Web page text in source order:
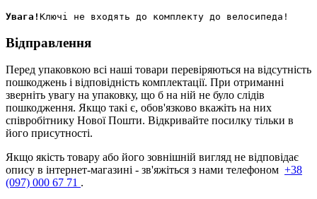
Увага!
Відправлення
Перед упаковкою всі наші товари перевіряються на відсутність
пошкоджень і відповідність комплектації. При отриманні
зверніть увагу на упаковку, що б на ній не було слідів
пошкодження. Якщо такі є, обов'язково вкажіть на них
співробітнику Нової Пошти. Відкривайте посилку тільки в
його присутності.
Якщо якість товару або його зовнішній вигляд не відповідає
опису в інтернет-магазині - зв'яжіться з нами телефоном +38
(097) 000 67 71 .